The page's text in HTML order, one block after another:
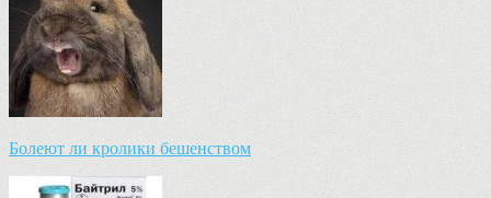
Болеют ли кролики бешенством